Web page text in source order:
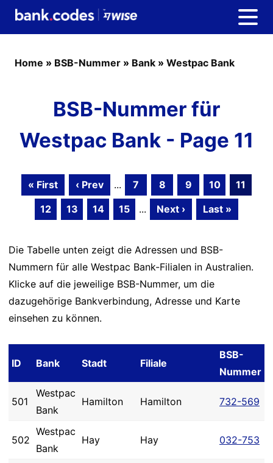
Home » BSB-Nummer » Bank » Westpac Bank
BSB-Nummer für
Westpac Bank - Page 11
« First ‹ Prev ... 7 8 9 10
11
12
13 14 15 ... Next › Last »
Die Tabelle unten zeigt die Adressen und BSB-
Nummern für alle Westpac Bank-Filialen in Australien.
Klicke auf die jeweilige BSB-Nummer, um die
dazugehörige Bankverbindung, Adresse und Karte
einsehen zu können.
ID Bank Stadt Filiale
BSB-
Nummer
501
Westpac
Bank
Hamilton Hamilton 732-569
502
Westpac
Bank
Hay Hay 032-753